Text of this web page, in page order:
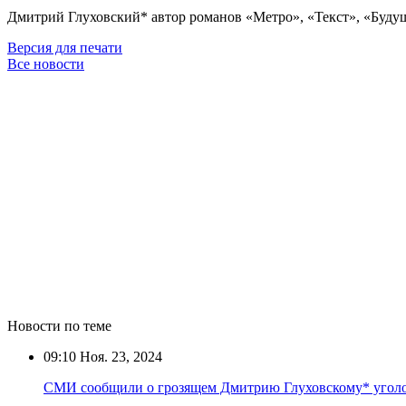
Дмитрий Глуховский* автор романов «Метро», «Текст»,
Версия для печати
Все новости
Новости по теме
09:10 Ноя. 23, 2024
СМИ сообщили о грозящем Дмитрию Глуховскому*